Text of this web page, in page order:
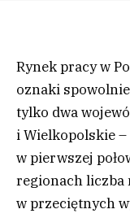
Rynek pracy w
oznaki
tylko dwa
i Wielkopolskie
w pierwszej
regionach liczba
w przeciętnych